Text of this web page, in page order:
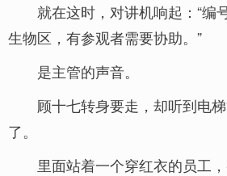
就在这时，对讲机响起：“编
生物区，有参观者需要协助。”
是主管的声音。
顾十七转身要走，却听到电
了。
里面站着一个穿红衣的员工